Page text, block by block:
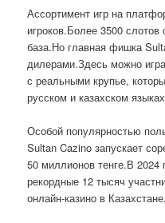
Ассортимент игр на
игроков.Более 3500
база.Но главная фишка
дилерами.Здесь можно
с реальными крупье,
русском и казахском
Особой популярностью
Sultan Cazino запускает
50 миллионов тенге.В 2024
рекордные 12 тысяч
онлайн-казино в Казахстане.